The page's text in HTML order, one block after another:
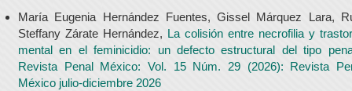
María Eugenia Hernández Fuentes, Gissel Márquez Lara,
Steffany Zárate Hernández, La colisión entre necrofilia y
mental en el feminicidio: un defecto estructural del tipo
Revista Penal México: Vol. 15 Núm. 29 (2026): Revista
México julio-diciembre 2026